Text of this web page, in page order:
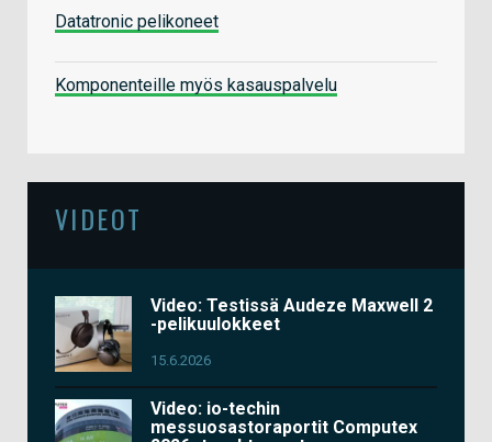
Datatronic pelikoneet
Komponenteille myös kasauspalvelu
VIDEOT
Video: Testissä Audeze Maxwell 2
-pelikuulokkeet
15.6.2026
Video: io-techin
messuosastoraportit Computex